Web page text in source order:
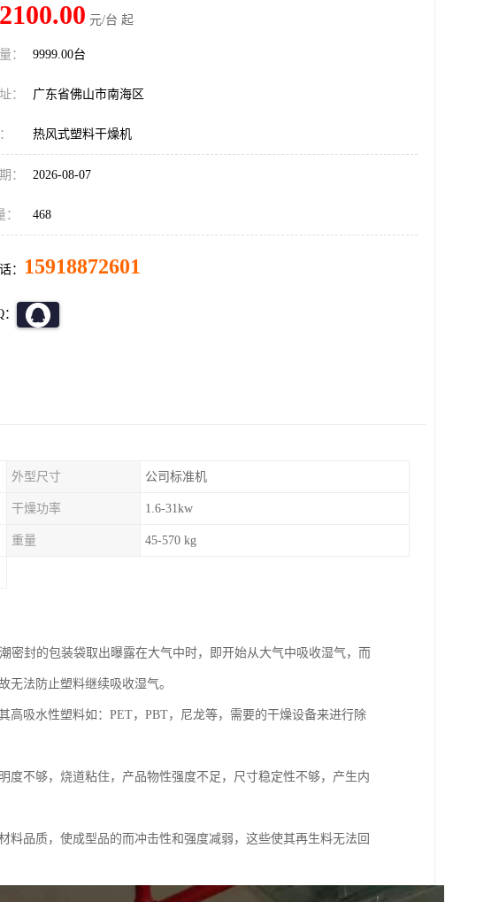
2100.00 元/台 起
： 9999.00台
： 广东省佛山市南海区
热风式塑料干燥机
： 2026-08-07
468
： 15918872601
外型尺寸 公司标准机
干燥功率 1.6-31kw
重量 45-570 kg
密封的包装袋取出曝露在大气中时，即开始从大气中吸收湿气，而
无法防止塑料继续吸收湿气。
吸水性塑料如：PET，PBT，尼龙等，需要的干燥设备来进行除
不够，烧道粘住，产品物性强度不足，尺寸稳定性不够，产生内
品质，使成型品的而冲击性和强度减弱，这些使其再生料无法回